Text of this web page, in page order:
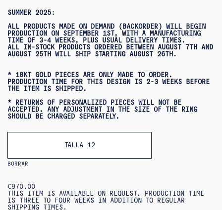
SUMMER 2025:
ALL PRODUCTS MADE ON DEMAND (BACKORDER) WILL BEGIN
PRODUCTION ON SEPTEMBER 1ST, WITH A MANUFACTURING
TIME OF 3-4 WEEKS, PLUS USUAL DELIVERY TIMES.
ALL IN-STOCK PRODUCTS ORDERED BETWEEN AUGUST 7TH AND
AUGUST 25TH WILL SHIP STARTING AUGUST 26TH.
* 18KT GOLD PIECES ARE ONLY MADE TO ORDER.
PRODUCTION TIME FOR THIS DESIGN IS 2-3 WEEKS BEFORE
THE ITEM IS SHIPPED.
* RETURNS OF PERSONALIZED PIECES WILL NOT BE
ACCEPTED. ANY ADJUSTMENT IN THE SIZE OF THE RING
SHOULD BE CHARGED SEPARATELY.
TALLA 12
BORRAR
€970.00
THIS ITEM IS AVAILABLE ON REQUEST. PRODUCTION TIME
IS THREE TO FOUR WEEKS IN ADDITION TO REGULAR
SHIPPING TIMES.